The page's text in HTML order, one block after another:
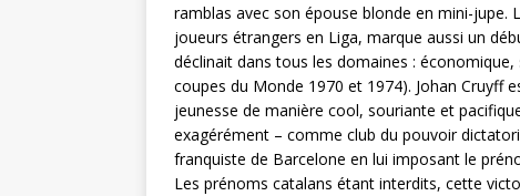
ramblas avec son épouse blonde en mini-jupe.
joueurs étrangers en Liga, marque aussi un
déclinait dans tous les domaines :
coupes du Monde 1970 et 1974). Johan Cruyff
jeunesse de manière cool, souriante et
exagérément – comme club du pouvoir
franquiste de Barcelone en lui imposant le
Les prénoms catalans étant interdits, cette